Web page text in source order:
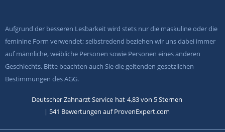
Aufgrund der besseren Lesbarkeit wird stets nur die maskuline oder die
feminine Form verwendet; selbstredend beziehen wir uns dabei immer
auf männliche, weibliche Personen sowie Personen eines anderen
Geschlechts. Bitte beachten auch Sie die geltenden gesetzlichen
Bestimmungen des AGG.
Deutscher Zahnarzt Service hat 4,83von 5Sternen
| 541 Bewertungen auf ProvenExpert.com